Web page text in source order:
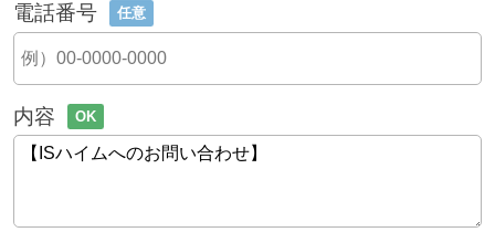
電話番号 任意
内容 OK